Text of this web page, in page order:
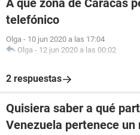
A qué zona de Caracas
telefónico
Olga - 10 jun 2020 a las 17:04
Olga - 12 jun 2020 a las 00:02
2 respuestas
Quisiera saber a qué
Venezuela pertenece un